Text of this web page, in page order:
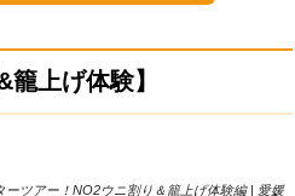
上げ体験】
ーツアー！NO2ウニ割り＆籠上げ体験編 | 愛媛